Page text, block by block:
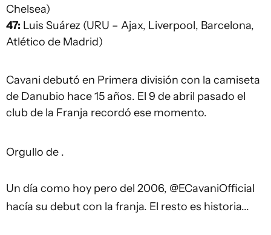
Chelsea)
47: Luis Suárez (URU – Ajax, Liverpool, Barcelona,
Atlético de Madrid)
Cavani debutó en Primera división con la camiseta
de Danubio hace 15 años. El 9 de abril pasado el
club de la Franja recordó ese momento.
Orgullo de .
Un día como hoy pero del 2006, @ECavaniOfficial
hacía su debut con la franja. El resto es historia...